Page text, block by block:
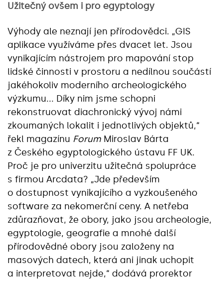
Užitečný ovšem i pro egyptology
Výhody ale neznají jen přírodovědci. „GIS
aplikace využíváme přes dvacet let. Jsou
vynikajícím nástrojem pro mapování stop
lidské činnosti v prostoru a nedílnou součástí
jakéhokoliv moderního archeologického
výzkumu... Díky nim jsme schopni
rekonstruovat diachronický vývoj námi
zkoumaných lokalit i jednotlivých objektů,“
řekl magazínu Forum Miroslav Bárta
z Českého egyptologického ústavu FF UK.
Proč je pro univerzitu užitečná spolupráce
s firmou Arcdata? „Jde především
o dostupnost vynikajícího a vyzkoušeného
software za nekomerční ceny. A netřeba
zdůrazňovat, že obory, jako jsou archeologie,
egyptologie, geografie a mnohé další
přírodovědné obory jsou založeny na
masových datech, která ani jinak uchopit
a interpretovat nejde,“ dodává prorektor